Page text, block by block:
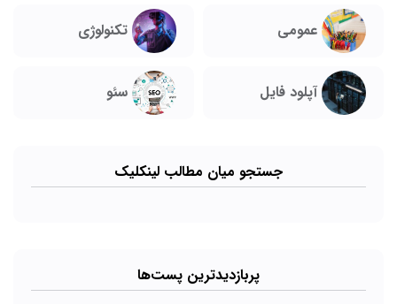
عمومی تکنولوژی
آپلود فایل سئو
جستجو میان مطالب لینکلیک
پربازدیدترین پست‌ها